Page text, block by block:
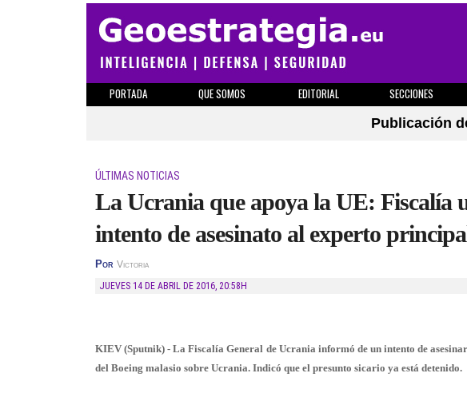
PORTADA QUE SOMOS EDITORIAL SECCIONES
Publicación
ÚLTIMAS NOTICIAS
La Ucrania que apoya la UE: Fiscalía
intento de asesinato al experto
Por Victoria
JUEVES 14 DE ABRIL DE 2016, 20:58H
KIEV (Sputnik) - La Fiscalía General de Ucrania informó de un intento de
del Boeing malasio sobre Ucrania. Indicó que el presunto sicario ya está detenido.